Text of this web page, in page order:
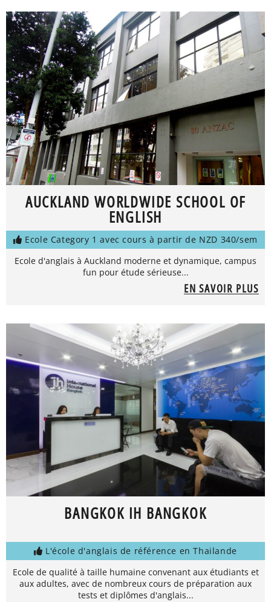
AUCKLAND WORLDWIDE SCHOOL OF
ENGLISH
Ecole Category 1 avec cours à partir de NZD 340/sem
Ecole d'anglais à Auckland moderne et dynamique, campus
fun pour étude sérieuse...
EN SAVOIR PLUS
BANGKOK IH BANGKOK
L'école d'anglais de référence en Thailande
Ecole de qualité à taille humaine convenant aux étudiants et
aux adultes, avec de nombreux cours de préparation aux
tests et diplômes d'anglais...